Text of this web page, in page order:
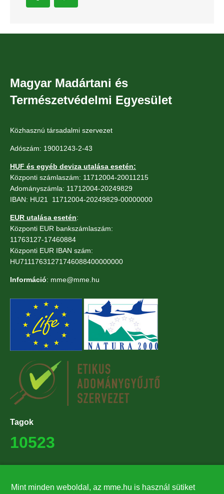
Magyar Madártani és
Természetvédelmi Egyesület
Közhasznú társadalmi szervezet
Adószám: 19001243-2-43
HUF és egyéb deviza utalása esetén:
Központi számlaszám: 11712004-20011215
Adományszámla: 11712004-20249829
IBAN: HU21 11712004-20249829-00000000
EUR utalása esetén:
Központi EUR bankszámlaszám:
11763127-17460884
Központi EUR IBAN szám:
HU71117631271746088400000000
Információ: mme@mme.hu
Tagok
10523
Mint minden weboldal, az mme.hu is használ sütiket